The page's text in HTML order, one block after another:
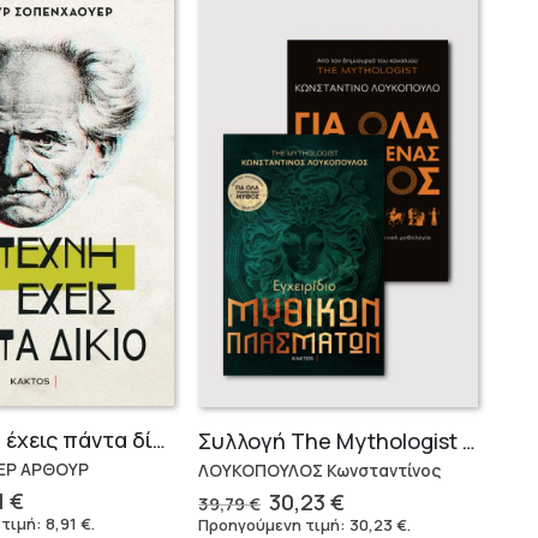
Η τέχνη να έχεις πάντα δίκιο – Άρθουρ Σοπενχάουερ
ΑΡΘΟΥΡ
€
τρέχουσα
8,91€.
Συλλογή The Mythologist (2 βιβλία)
ΛΟΥΚΟΠΟΥΛΟΣ Κωνσταντίνος
39,79€ Original
price
30,23€
τρέχουσα
Προηγούμενη τιμή: 30,23€.